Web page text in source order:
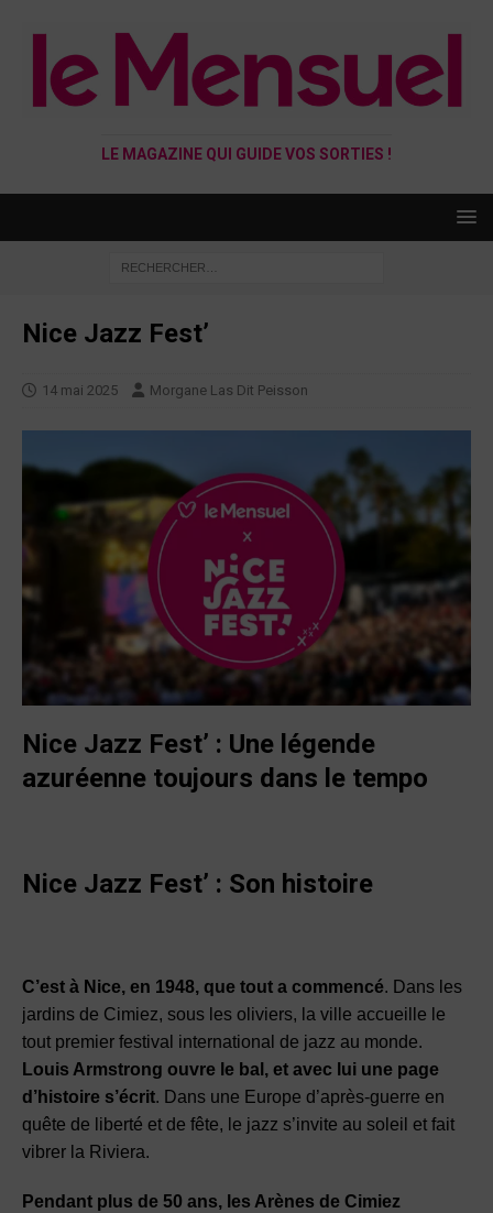
LE MAGAZINE QUI GUIDE VOS SORTIES !
Nice Jazz Fest’
14 mai 2025 Morgane Las Dit Peisson
Nice Jazz Fest’ : Une légende
azuréenne toujours dans le tempo
Nice Jazz Fest’ : Son histoire
C’est à Nice, en 1948, que tout a commencé. Dans les
jardins de Cimiez, sous les oliviers, la ville accueille le
tout premier festival international de jazz au monde.
Louis Armstrong ouvre le bal, et avec lui une page
d’histoire s’écrit. Dans une Europe d’après-guerre en
quête de liberté et de fête, le jazz s’invite au soleil et fait
vibrer la Riviera.
Pendant plus de 50 ans, les Arènes de Cimiez